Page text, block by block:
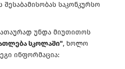
საკონკურსო
უნდა მიუთითოს
სკოლაში", ხოლო
ინფორმაცია: